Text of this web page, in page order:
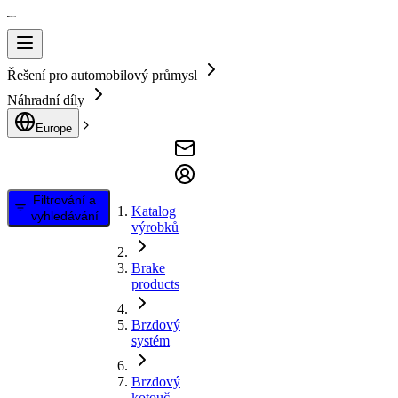
Řešení pro automobilový průmysl
Náhradní díly
Europe
Filtrování a
vyhledávání
Katalog
výrobků
Brake
products
Brzdový
systém
Brzdový